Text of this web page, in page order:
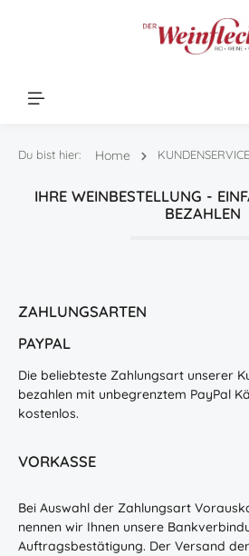
Du bist hier: Home KUNDENSERVICE
IHRE WEINBESTELLUNG -
BEZAHLEN
ZAHLUNGSARTEN
PAYPAL
Die beliebteste Zahlungsart unserer
bezahlen mit unbegrenztem PayPal
kostenlos.
VORKASSE
Bei Auswahl der Zahlungsart
nennen wir Ihnen unsere
Auftragsbestätigung. Der Versand